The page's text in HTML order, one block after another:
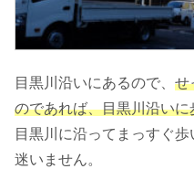
目黒川沿いにあるので、 せ
のであれば、目黒川沿い
目黒川に沿ってまっすぐ
迷いません。